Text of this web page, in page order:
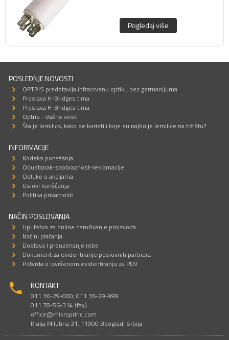
Pogledaj više
POSLEDNJE NOVOSTI
OPTRIS predstavlja infracrvenu optiku bez germanijuma
Proslava H-Bridges tima
Proslava H-Bridges tima
Optris - Važne vesti
Šta je lemilica, kako se koristi i koje su najbolje lemilice na tržištu?
INFORMACIJE
Kodeks ponašanja
Odustanak-saobraznost-reklamacije
Odluke o akcijama
Uslovi korišćenja
Politika privatnosti
NAČIN POSLOVANJA
Uputstvo za online naručivanje proizvoda
Načini plaćanja
Dostava I preuzimanje robe
Dokument za evidentiranje poslovnih partnera
Potvrda o izvršenom evidentiranju za PDV
KONTAKT
011 36-29-000; 011 36-29-999
011 78-56-314 (fax)
office@mikroprinc.com
Kralja Milutina 31, 11000 Beograd, Srbija